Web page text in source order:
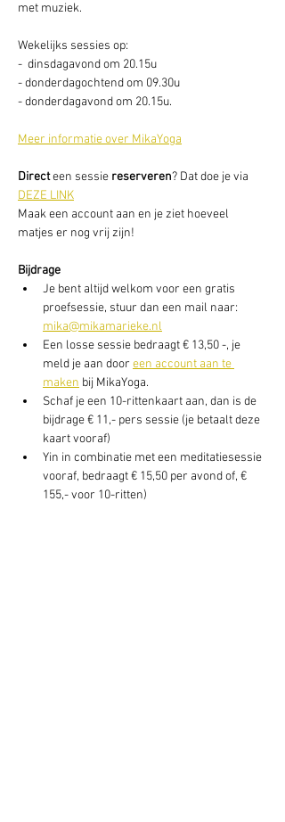
met muziek.
Wekelijks sessies op:
-  dinsdagavond om 20.15u
- donderdagochtend om 09.30u
- donderdagavond om 20.15u.
Meer informatie over MikaYoga
Direct een sessie reserveren? Dat doe je via
DEZE LINK
Maak een account aan en je ziet hoeveel
matjes er nog vrij zijn!
Bijdrage
Je bent altijd welkom voor een gratis
proefsessie, stuur dan een mail naar:
mika@mikamarieke.nl
Een losse sessie bedraagt € 13,50 -, je
meld je aan door een account aan te
maken bij MikaYoga.
Schaf je een 10-rittenkaart aan, dan is de
bijdrage € 11,- pers sessie (je betaalt deze
kaart vooraf)
Yin in combinatie met een meditatiesessie
vooraf, bedraagt € 15,50 per avond of, €
155,- voor 10-ritten)